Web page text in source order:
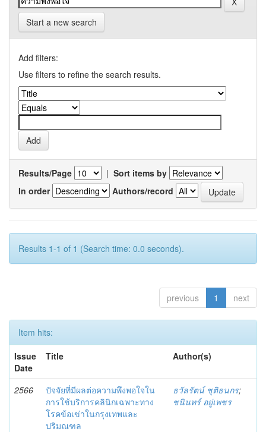
Start a new search
Add filters:
Use filters to refine the search results.
Results/Page | Sort items by
In order
Authors/record
Results 1-1 of 1 (Search time: 0.0 seconds).
previous 1 next
Item hits:
Issue
Date
Title Author(s)
2566
ปัจจัยที่มีผลต่อความพึงพอใจใน
การใช้บริการคลินิกเฉพาะทาง
โรคข้อเข่าในกรุงเทพและ
ปริมณฑล
ธวัลรัตน์ ชุติธนกร;
ชนินทร์ อยู่เพชร